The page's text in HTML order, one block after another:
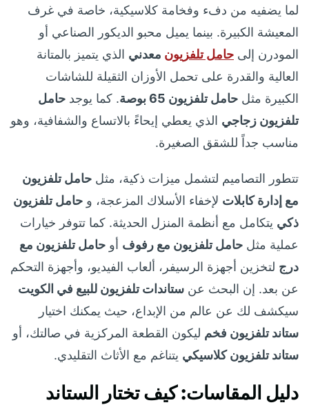
لما يضفيه من دفء وفخامة كلاسيكية، خاصة في غرف
المعيشة الكبيرة. بينما يميل محبو الديكور الصناعي أو
المودرن إلى حامل تلفزيون معدني الذي يتميز بالمتانة
العالية والقدرة على تحمل الأوزان الثقيلة للشاشات
الكبيرة مثل حامل تلفزيون 65 بوصة . كما يوجد حامل
تلفزيون زجاجي الذي يعطي إيحاءً بالاتساع والشفافية، وهو
مناسب جداً للشقق الصغيرة.
تتطور التصاميم لتشمل ميزات ذكية، مثل حامل تلفزيون
مع إدارة كابلات لإخفاء الأسلاك المزعجة، و حامل تلفزيون
ذكي يتكامل مع أنظمة المنزل الحديثة. كما تتوفر خيارات
عملية مثل حامل تلفزيون مع رفوف أو حامل تلفزيون مع
درج لتخزين أجهزة الرسيفر، ألعاب الفيديو، وأجهزة التحكم
عن بعد. إن البحث عن ستاندات تلفزيون للبيع في الكويت
سيكشف لك عن عالم من الإبداع، حيث يمكنك اختيار
ستاند تلفزيون فخم ليكون القطعة المركزية في صالتك، أو
ستاند تلفزيون كلاسيكي يتناغم مع الأثاث التقليدي.
دليل المقاسات: كيف تختار الستاند